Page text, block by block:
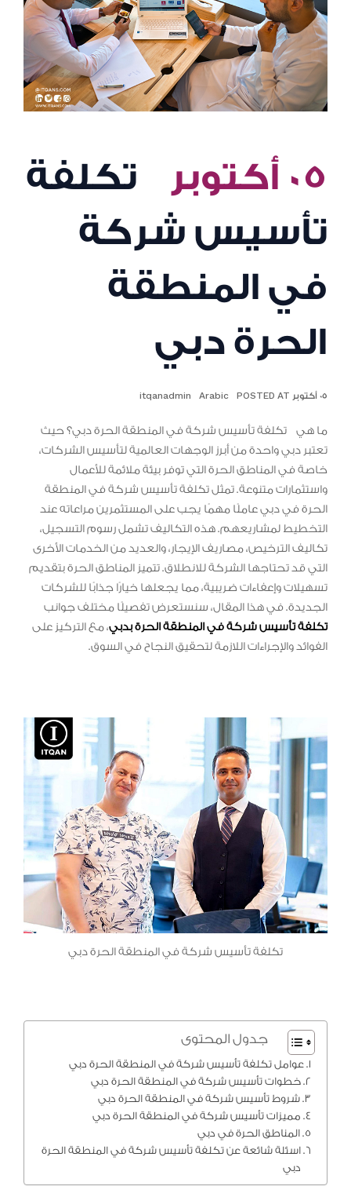
٠٥ أكتوبر
تكلفة
تأسيس شركة
في المنطقة
الحرة دبي
٠٥ أكتوبر POSTED AT Arabic
itqanadmin
ما هي تكلفة تأسيس شركة في المنطقة الحرة دبي؟ حيث
تعتبر دبي واحدة من أبرز الوجهات العالمية لتأسيس الشركات،
خاصة في المناطق الحرة التي توفر بيئة ملائمة للأعمال
واستثمارات متنوعة. تمثل تكلفة تأسيس شركة في المنطقة
الحرة في دبي عاملًا مهمًا يجب على المستثمرين مراعاته عند
التخطيط لمشاريعهم. هذه التكاليف تشمل رسوم التسجيل،
تكاليف الترخيص، مصاريف الإيجار، والعديد من الخدمات الأخرى
التي قد تحتاجها الشركة للانطلاق. تتميز المناطق الحرة بتقديم
تسهيلات وإعفاءات ضريبية، مما يجعلها خيارًا جذابًا للشركات
الجديدة. في هذا المقال، سنستعرض تفصيلًا مختلف جوانب
تكلفة تأسيس شركة في المنطقة الحرة بدبي، مع التركيز على
الفوائد والإجراءات اللازمة لتحقيق النجاح في السوق.
تكلفة تأسيس شركة في المنطقة الحرة دبي
جدول المحتوى
عوامل تكلفة تأسيس شركة في المنطقة الحرة دبي
خطوات تأسيس شركة في المنطقة الحرة دبي
شروط تأسيس شركة في المنطقة الحرة دبي
مميزات تأسيس شركة في المنطقة الحرة دبي
المناطق الحرة في دبي
اسئلة شائعة عن تكلفة تأسيس شركة في المنطقة الحرة
دبي